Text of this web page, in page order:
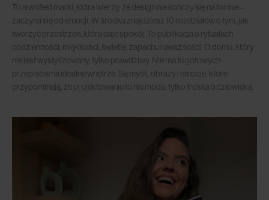
To manifest marki, która wierzy, że design nie kończy się na formie –
zaczyna się od emocji. W środku znajdziesz 10 rozdziałów o tym, jak
tworzyć przestrzeń, która daje spokój. To publikacja o rytuałach
codzienności, miękkości, świetle, zapachu i uważności. O domu, który
nie jest wystylizowany, tylko prawdziwy. Nie ma tu gotowych
przepisów na idealne wnętrze. Są myśli, obrazy i emocje, które
przypominają, że projektowanie to nie moda, tylko troska o człowieka.